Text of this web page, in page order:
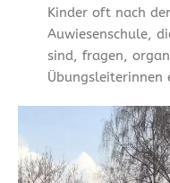
Kinder oft nach
Auwiesenschule,
sind, fragen,
Übungsleiterinnen